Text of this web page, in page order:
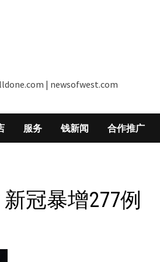
| newsofwest.com
服务 钱新闻 合作推广
冠暴增277例